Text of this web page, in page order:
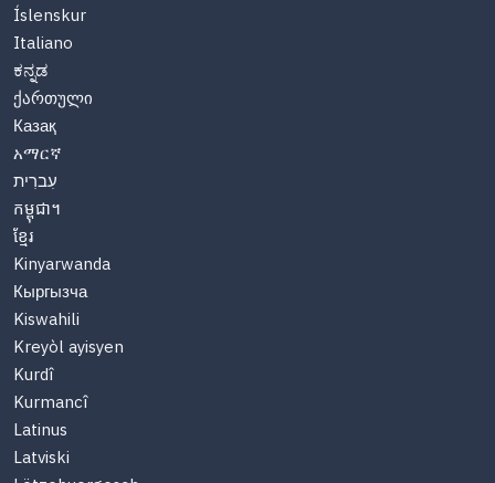
Íslenskur
Italiano
ಕನ್ನಡ
ქართული
Казақ
አማርኛ
עִברִית
កម្ពុជា។
ខ្មែរ
Kinyarwanda
Кыргызча
Kiswahili
Kreyòl ayisyen
Kurdî
Kurmancî
Latinus
Latviski